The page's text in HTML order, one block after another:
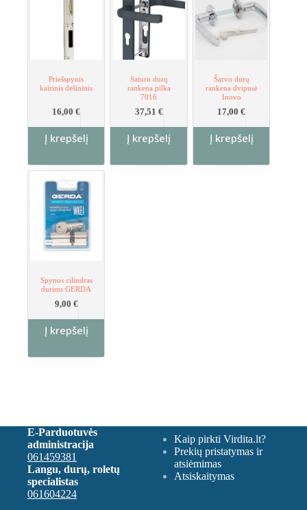
Priešspynis
kairinis dešininis
16,00€
Į krepšelį
Saturn durų
rankena pilka
7016
37,51 €
Į krepšelį
Šarvo durų
rankena dvipusė
Inovo
17,00€
Į krepšelį
Spynos cilindras
durims GERDA
9,00 €
Į krepšelį
E-Parduotuvės
administracija
061459381
Langu, durų, roletų
specialistas
061604224
Kaip pirkti Virdita.lt?
Prekių pristatymas ir
atsiėmimas
Atsiskaitymas